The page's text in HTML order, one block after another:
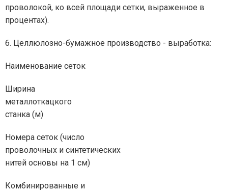
проволокой, ко всей площади сетки, выраженное в
процентах).
6. Целлюлозно-бумажное производство - выработка:
Наименование сеток
Ширина
металлоткацкого
станка (м)
Номера сеток (число
проволочных и синтетических
нитей основы на 1 см)
Комбинированные и